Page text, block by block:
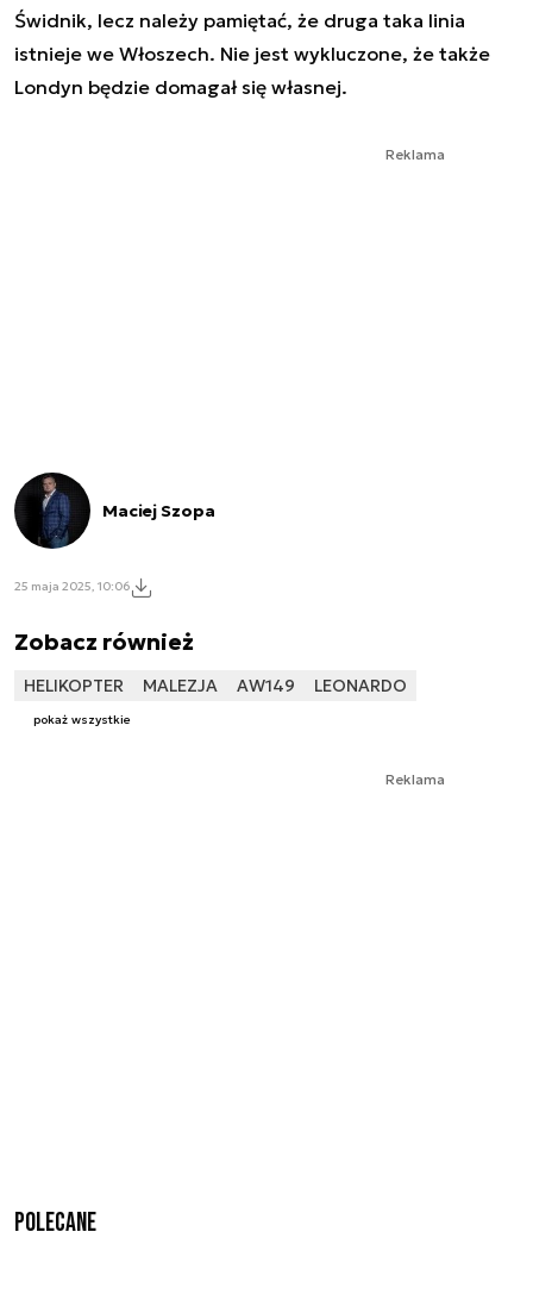
Świdnik, lecz należy pamiętać, że druga taka linia
istnieje we Włoszech. Nie jest wykluczone, że także
Londyn będzie domagał się własnej.
Reklama
Maciej Szopa
25 maja 2025, 10:06
Zobacz również
HELIKOPTER MALEZJA AW149 LEONARDO
pokaż wszystkie
Reklama
Polecane